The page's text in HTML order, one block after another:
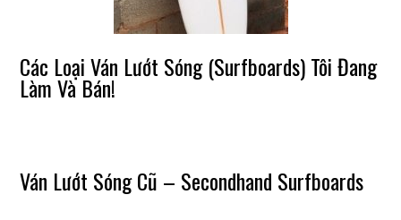
Các Loại Ván Lướt Sóng (Surfboards) Tôi Đang
Làm Và Bán!
Ván Lướt Sóng Cũ – Secondhand Surfboards